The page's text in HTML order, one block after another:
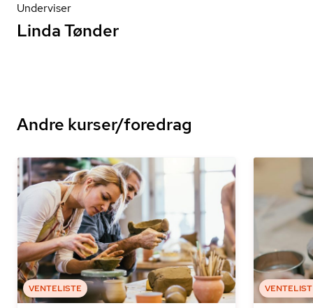
Underviser
Linda Tønder
Andre kurser/foredrag
VENTELISTE